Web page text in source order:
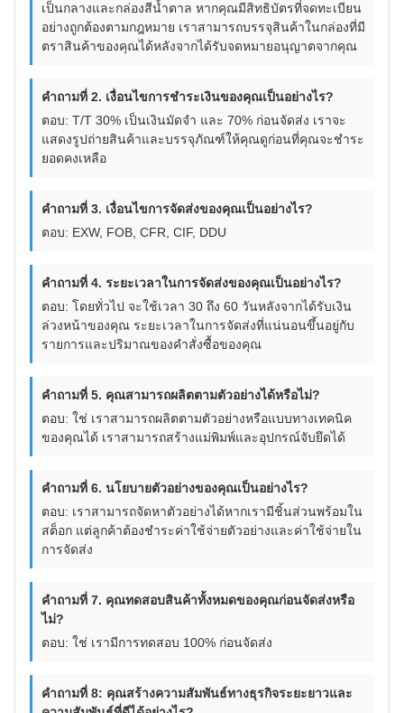
เป็นกลางและกล่องสีน้ำตาล หากคุณมีสิทธิบัตรที่จดทะเบียน
อย่างถูกต้องตามกฎหมาย เราสามารถบรรจุสินค้าในกล่องที่มี
ตราสินค้าของคุณได้หลังจากได้รับจดหมายอนุญาตจากคุณ
คำถามที่ 2. เงื่อนไขการชำระเงินของคุณเป็นอย่างไร?
ตอบ: T/T 30% เป็นเงินมัดจำ และ 70% ก่อนจัดส่ง เราจะ
แสดงรูปถ่ายสินค้าและบรรจุภัณฑ์ให้คุณดูก่อนที่คุณจะชำระ
ยอดคงเหลือ
คำถามที่ 3. เงื่อนไขการจัดส่งของคุณเป็นอย่างไร?
ตอบ: EXW, FOB, CFR, CIF, DDU
คำถามที่ 4. ระยะเวลาในการจัดส่งของคุณเป็นอย่างไร?
ตอบ: โดยทั่วไป จะใช้เวลา 30 ถึง 60 วันหลังจากได้รับเงิน
ล่วงหน้าของคุณ ระยะเวลาในการจัดส่งที่แน่นอนขึ้นอยู่กับ
รายการและปริมาณของคำสั่งซื้อของคุณ
คำถามที่ 5. คุณสามารถผลิตตามตัวอย่างได้หรือไม่?
ตอบ: ใช่ เราสามารถผลิตตามตัวอย่างหรือแบบทางเทคนิค
ของคุณได้ เราสามารถสร้างแม่พิมพ์และอุปกรณ์จับยึดได้
คำถามที่ 6. นโยบายตัวอย่างของคุณเป็นอย่างไร?
ตอบ: เราสามารถจัดหาตัวอย่างได้หากเรามีชิ้นส่วนพร้อมใน
สต็อก แต่ลูกค้าต้องชำระค่าใช้จ่ายตัวอย่างและค่าใช้จ่ายใน
การจัดส่ง
คำถามที่ 7. คุณทดสอบสินค้าทั้งหมดของคุณก่อนจัดส่งหรือ
ไม่?
ตอบ: ใช่ เรามีการทดสอบ 100% ก่อนจัดส่ง
คำถามที่ 8: คุณสร้างความสัมพันธ์ทางธุรกิจระยะยาวและ